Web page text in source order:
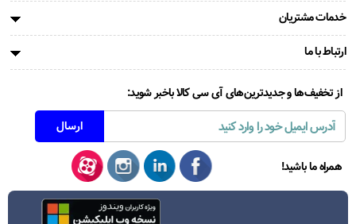
خدمات مشتریان
ارتباط با ما
از تخفیف‌ها و جدیدترین‌های آی سی کالا باخبر شوید:
همراه ما باشید!